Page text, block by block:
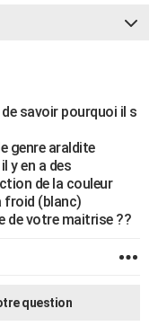
savoir pourquoi il s
genre araldite
y en a des
de la couleur
froid (blanc)
de votre maitrise ??
question